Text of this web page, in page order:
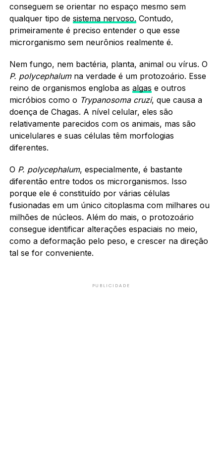
conseguem se orientar no espaço mesmo sem
qualquer tipo de sistema nervoso. Contudo,
primeiramente é preciso entender o que esse
microrganismo sem neurônios realmente é.
Nem fungo, nem bactéria, planta, animal ou vírus. O
P. polycephalumna verdade é um protozoário. Esse
reino de organismos engloba as algas e outros
micróbios como o Trypanosoma cruzi, que causa a
doença de Chagas. A nível celular, eles são
relativamente parecidos com os animais, mas são
unicelulares e suas células têm morfologias
diferentes.
O P. polycephalum, especialmente, é bastante
diferentão entre todos os microrganismos. Isso
porque ele é constituído por várias células
fusionadas em um único citoplasma com milhares ou
milhões de núcleos. Além do mais, o protozoário
consegue identificar alterações espaciais no meio,
como a deformação pelo peso, e crescer na direção
tal se for conveniente.
PUBLICIDADE